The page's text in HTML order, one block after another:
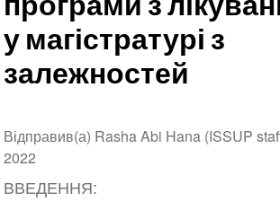
у магістратурі з
залежностей
Відправив(а) Rasha Abi Hana (ISSUP
2022
ВВЕДЕННЯ: